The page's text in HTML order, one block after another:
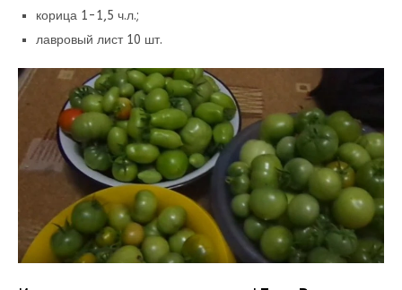
корица 1-1,5 ч.л.;
лавровый лист 10 шт.